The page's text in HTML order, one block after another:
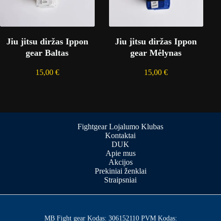
Jiu jitsu diržas Ippon
gear Baltas
15,00 €
Jiu jitsu diržas Ippon
gear Mėlynas
15,00€
Fightgear Lojalumo Klubas
Kontaktai
DUK
Apie mus
Akcijos
Prekiniai ženklai
Straipsniai
MB Fight gear Kodas: 306152110 PVM Kodas: